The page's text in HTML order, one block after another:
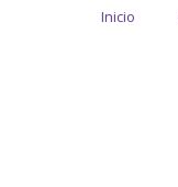
Inicio